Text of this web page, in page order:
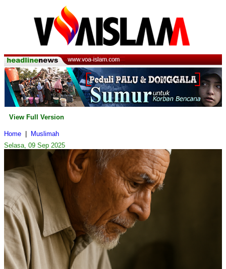
View Full Version
Home
Muslimah
Selasa, 09 Sep 2025